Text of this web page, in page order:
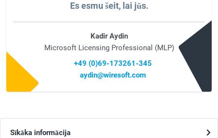
Es esmu šeit, lai jūs.
Kadir Aydin
Microsoft Licensing Professional (MLP)
+49 (0)69-173261-345
aydin@wiresoft.com
Sīkāka informācija